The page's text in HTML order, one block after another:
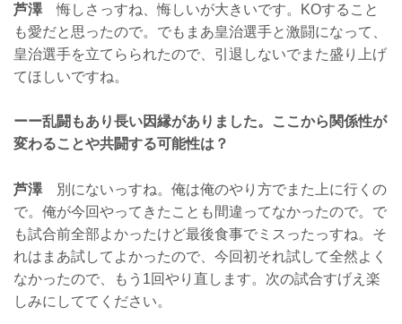
芦澤悔しさっすね、悔しいが大きいです。KOすること
も愛だと思ったので。でもまあ皇治選手と激闘になって、
皇治選手を立てらられたので、引退しないでまた盛り上げ
てほしいですね。
ーー乱闘もあり長い因縁がありました。ここから関係性が
変わることや共闘する可能性は？
芦澤別にないっすね。俺は俺のやり方でまた上に行くの
で。俺が今回やってきたことも間違ってなかったので。で
も試合前全部よかったけど最後食事でミスったっすね。そ
れはまあ試してよかったので、今回初それ試して全然よく
なかったので、もう1回やり直します。次の試合すげえ楽
しみにしててください。